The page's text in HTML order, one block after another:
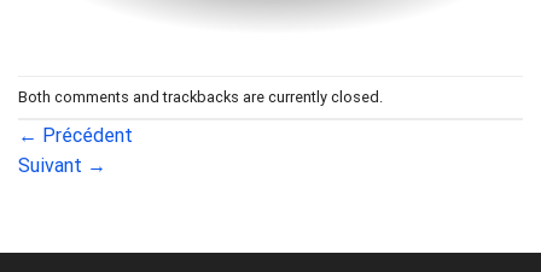
Both comments and trackbacks are currently closed.
← Précédent
Suivant →